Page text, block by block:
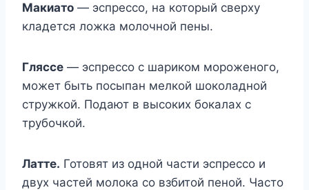
Макиато — эспрессо, на который сверху
кладется ложка молочной пены.
Гляссе — эспрессо с шариком мороженого,
может быть посыпан мелкой шоколадной
стружкой. Подают в высоких бокалах с
трубочкой.
Латте. Готовят из одной части эспрессо и
двух частей молока со взбитой пеной. Часто